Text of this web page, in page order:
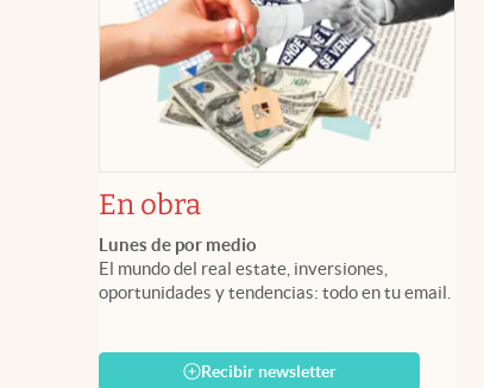
En obra
Lunes de por medio
El mundo del real estate, inversiones,
oportunidades y tendencias: todo en tu email.
Recibir newsletter